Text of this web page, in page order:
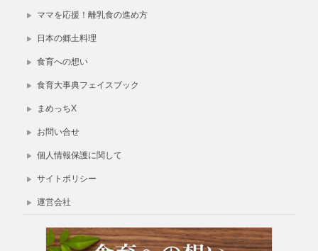
ママを応援！離乳食の進め方
日本の郷土料理
食育への想い
食育大事典フェイスブック
まめっちX
お問い合せ
個人情報保護に関して
サイトポリシー
運営会社